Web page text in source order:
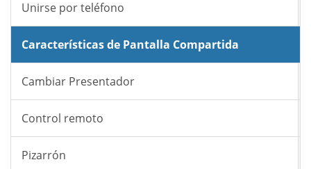
Unirse por teléfono
Características de Pantalla Compartida
Cambiar Presentador
Control remoto
Pizarrón